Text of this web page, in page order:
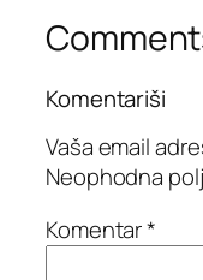
Komentariši
Vaša email
Neophodna
Komentar*